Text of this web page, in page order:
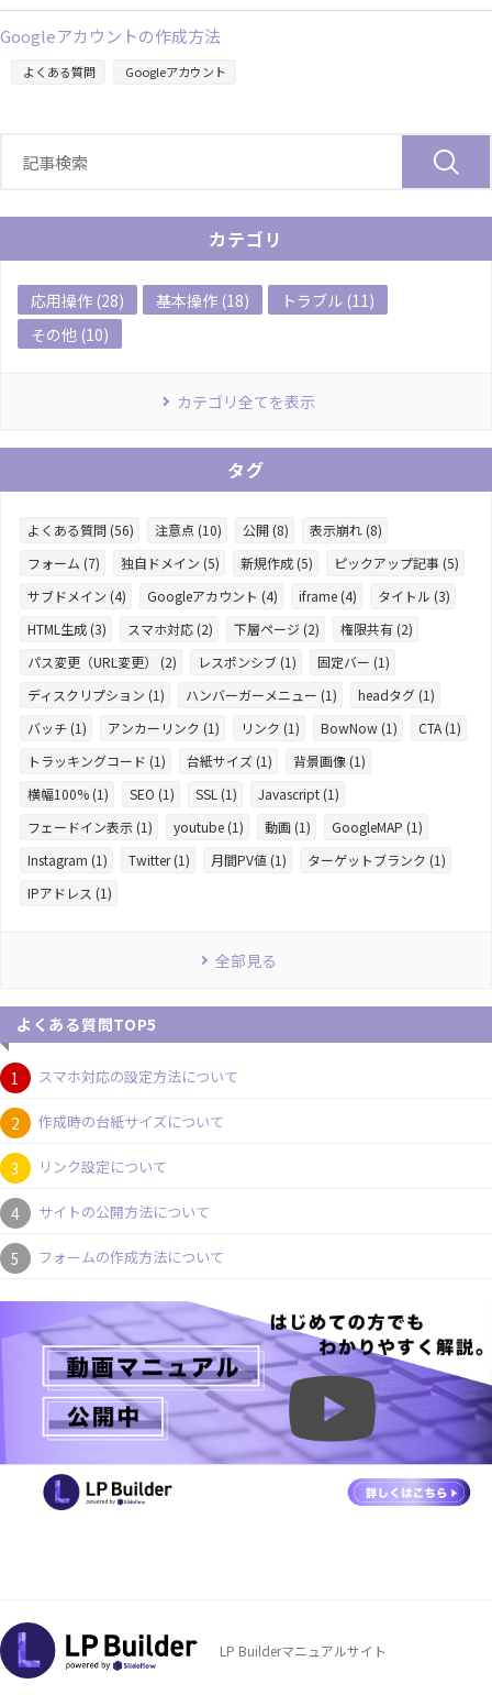
Googleアカウントの作成方法
よくある質問 Googleアカウント
カテゴリ
応用操作 (28) 基本操作 (18)
トラブル (11)
その他 (10)
カテゴリ全てを表示
タグ
よくある質問 (56) 注意点 (10) 公開 (8)
表示崩れ (8)
フォーム (7)
独自ドメイン (5) 新規作成 (5)
ピックアップ記事 (5)
サブドメイン (4)
Googleアカウント (4) iframe (4)
タイトル (3)
HTML生成 (3)
スマホ対応 (2) 下層ページ (2)
権限共有 (2)
パス変更（URL変更） (2)
レスポンシブ (1)
固定バー (1)
ディスクリプション (1)
ハンバーガーメニュー (1)
headタグ (1)
バッチ (1)
アンカーリンク (1) リンク (1) BowNow (1)
CTA (1)
トラッキングコード (1)
台紙サイズ (1)
背景画像 (1)
横幅100% (1)
SEO (1) SSL (1)
Javascript (1)
フェードイン表示 (1)
youtube (1) 動画 (1)
GoogleMAP (1)
Instagram (1)
Twitter (1) 月間PV値 (1)
ターゲットブランク (1)
IPアドレス (1)
全部見る
よくある質問TOP5
スマホ対応の設定方法について
作成時の台紙サイズについて
リンク設定について
サイトの公開方法について
フォームの作成方法について
LP Builderマニュアルサイト